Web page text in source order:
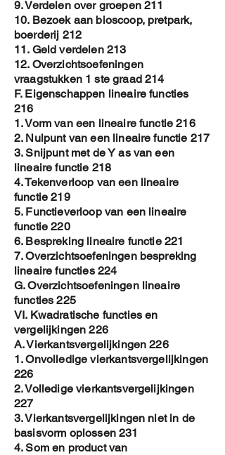
9. Verdelen over groepen 211
10. Bezoek aan bioscoop, pretpark,
boerderij 212
11. Geld verdelen 213
12. Overzichtsoefeningen
vraagstukken 1 ste graad 214
F. Eigenschappen lineaire functies
216
1. Vorm van een lineaire functie 216
2. Nulpunt van een lineaire functie 217
3. Snijpunt met de Y as van een
lineaire functie 218
4. Tekenverloop van een lineaire
functie 219
5. Functieverloop van een lineaire
functie 220
6. Bespreking lineaire functie 221
7. Overzichtsoefeningen bespreking
lineaire functies 224
G. Overzichtsoefeningen lineaire
functies 225
VI. Kwadratische functies en
vergelijkingen 226
A. Vierkantsvergelijkingen 226
1. Onvolledige vierkantsvergelijkingen
226
2. Volledige vierkantsvergelijkingen
227
3. Vierkantsvergelijkingen niet in de
basisvorm oplossen 231
4. Som en product van